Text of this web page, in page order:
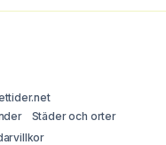
Städer och orter